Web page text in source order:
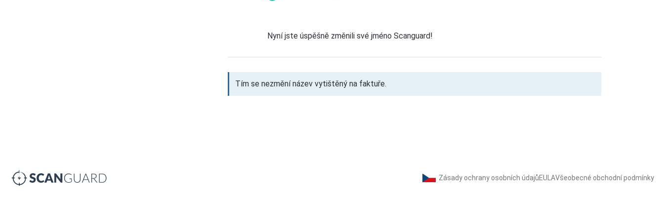
Nyní jste úspěšně změnili své jméno Scanguard!
Tím se nezmění název vytištěný na faktuře.
Zásady ochrany osobních údajůEULAVšeobecné obchodní podmínky